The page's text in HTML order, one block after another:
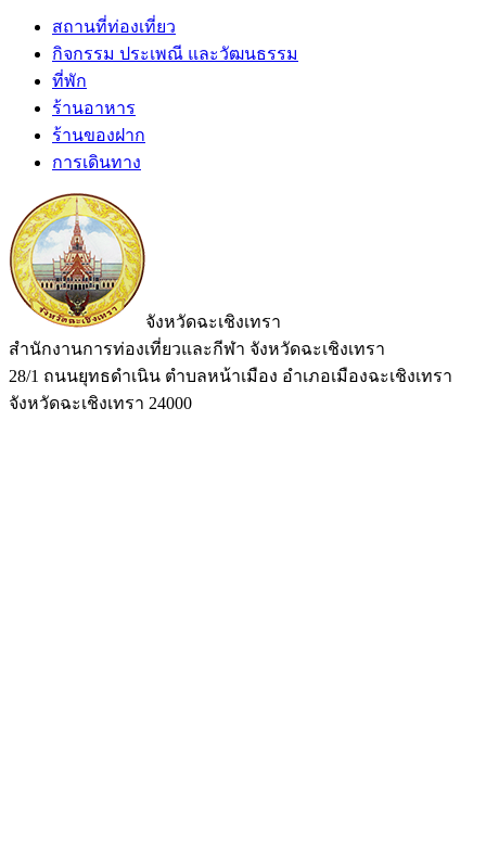
สถานที่ท่องเที่ยว
กิจกรรม ประเพณี และวัฒนธรรม
ที่พัก
ร้านอาหาร
ร้านของฝาก
การเดินทาง
จังหวัดฉะเชิงเทรา
สำนักงานการท่องเที่ยวและกีฬา จังหวัดฉะเชิงเทรา
28/1 ถนนยุทธดำเนิน ตำบลหน้าเมือง อำเภอเมืองฉะเชิงเทรา
จังหวัดฉะเชิงเทรา 24000